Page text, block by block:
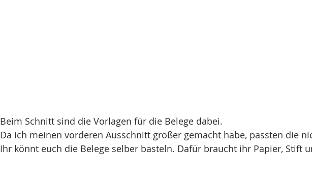
Beim Schnitt sind die Vorlagen für die Belege dabei.
Da ich meinen vorderen Ausschnitt größer gemacht habe, passten die
Ihr könnt euch die Belege selber basteln. Dafür braucht ihr Papier, Stift